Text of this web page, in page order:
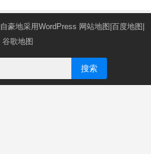
自豪地采用WordPress 网站地图 百度地图
谷歌地图
搜索